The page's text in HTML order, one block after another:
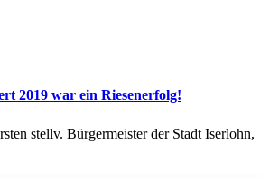
2019 war ein Riesenerfolg!
stellv. Bürgermeister der Stadt Iserlohn,